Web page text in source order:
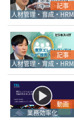
記事
人材管理・育成・HRM
記事
人材管理・育成・HRM
動画
業務効率化